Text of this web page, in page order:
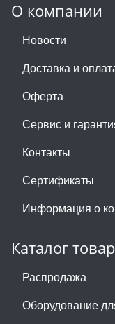
О компании
Новости
Доставка и
Оферта
Сервис и
Контакты
Сертификаты
Информация о
Каталог
Распродажа
Оборудование